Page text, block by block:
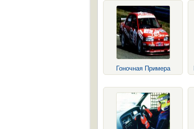
Гоночная Примера